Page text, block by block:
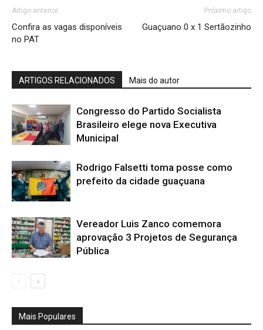
Artigo anterior
Confira as vagas disponíveis
no PAT
Próximo artigo
Guaçuano 0 x 1 Sertãozinho
ARTIGOS RELACIONADOS Mais do autor
Congresso do Partido Socialista
Brasileiro elege nova Executiva
Municipal
Rodrigo Falsetti toma posse como
prefeito da cidade guaçuana
Vereador Luis Zanco comemora
aprovação 3 Projetos de Segurança
Pública
Mais Populares